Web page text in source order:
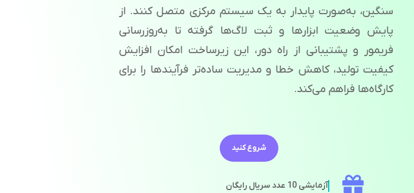
سنگین، به‌صورت پایدار به یک سیستم مرکزی متصل کنند. از
پایش وضعیت ابزارها و ثبت لاگ‌ها گرفته تا به‌روزرسانی
فریمور و پشتیبانی از راه دور، این زیرساخت امکان افزایش
کیفیت تولید، کاهش خطا و مدیریت ساده‌تر فرآیندها را برای
کارگاه‌ها فراهم می‌کند.
شروع کنید
آزمایشی 10 عدد سریال رایگان